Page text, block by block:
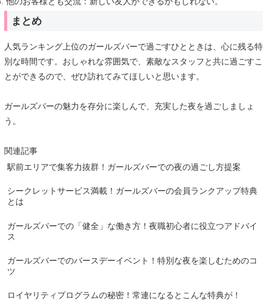
まとめ
人気ランキング上位のガールズバーで過ごすひとときは、心に残る特
別な時間です。おしゃれな雰囲気で、素敵なスタッフと共に過ごすこ
とができるので、ぜひ訪れてみてほしいと思います。
ガールズバーの魅力を存分に楽しんで、充実した夜を過ごしましょ
う。
関連記事
駅前エリアで集客力抜群！ガールズバーでの夜の過ごし方提案
シークレットサービス満載！ガールズバーの会員ランクアップ特典
とは
ガールズバーでの「健全」な働き方！夜職初心者に役立つアドバイ
ス
ガールズバーでのバースデーイベント！特別な夜を楽しむためのコ
ツ
ロイヤリティプログラムの秘密！常連になるとこんな特典が！